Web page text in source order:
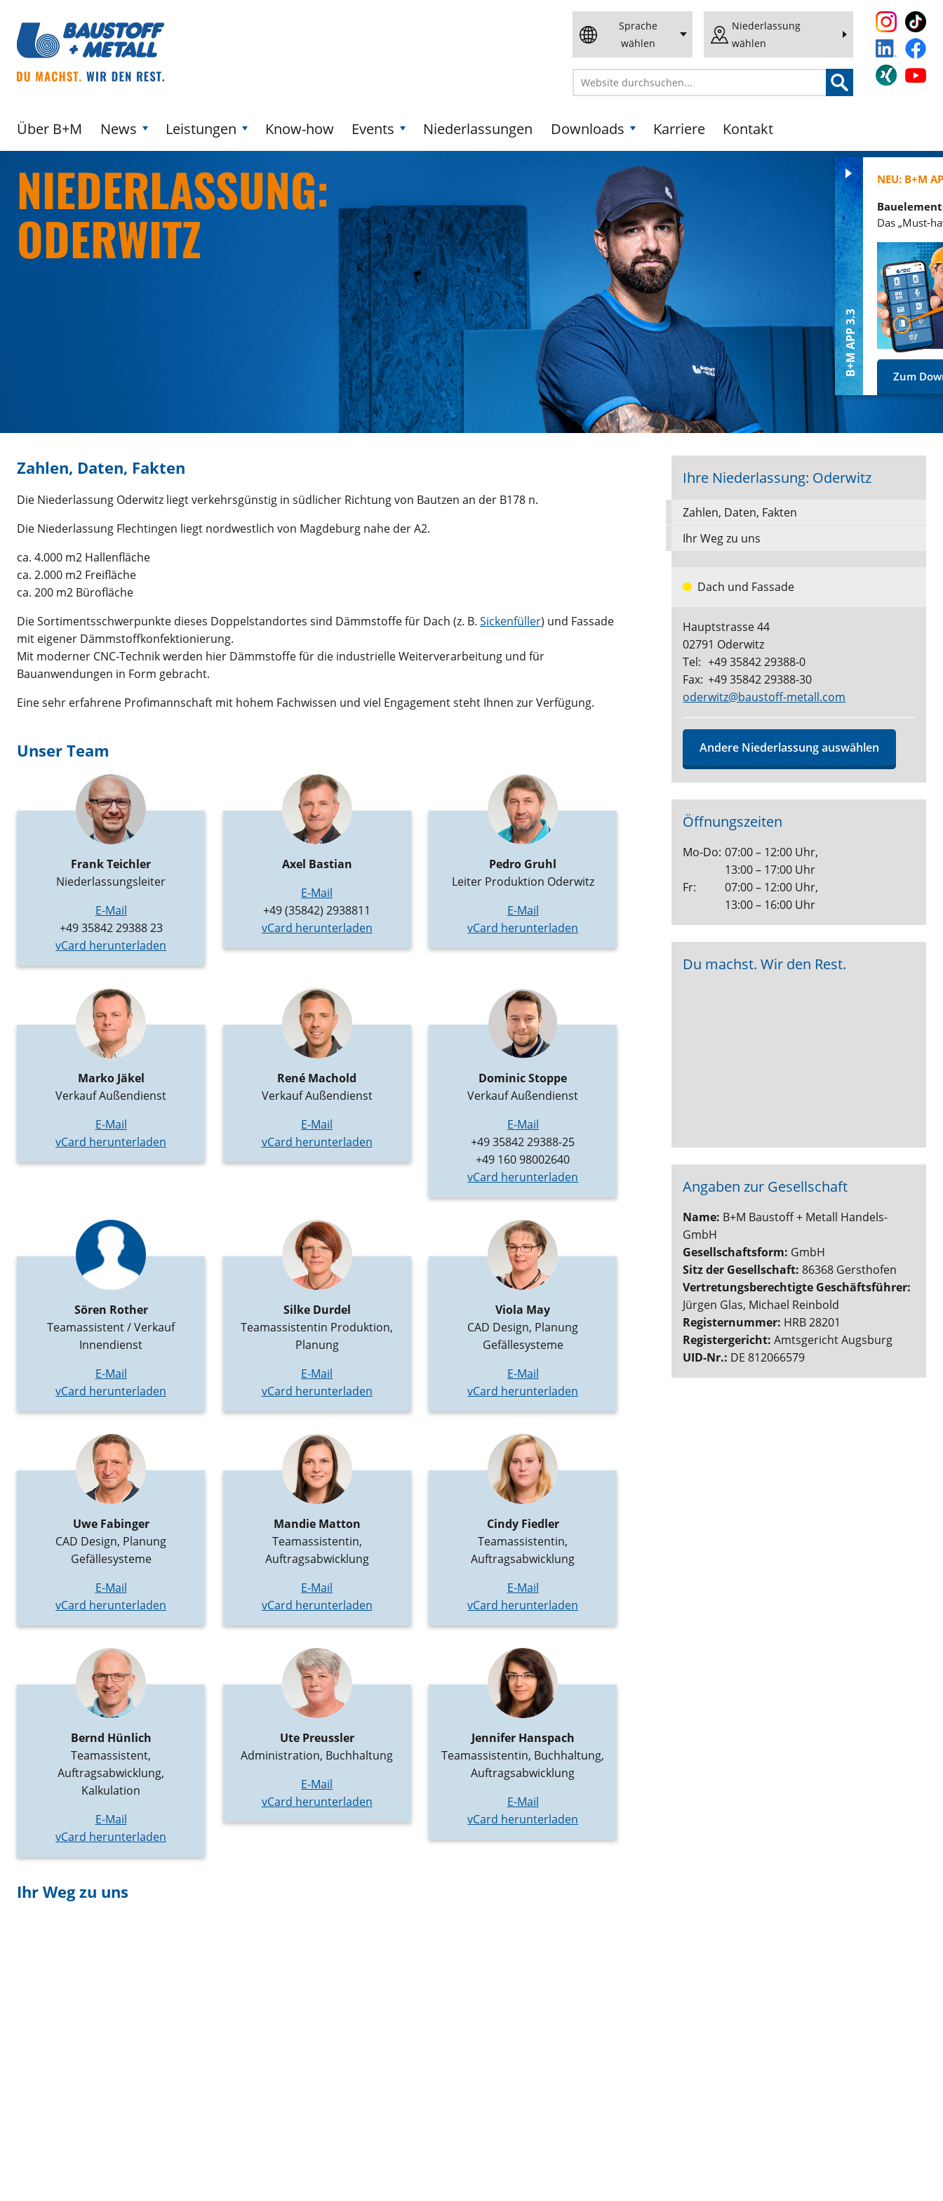
Sprache
wählen
Niederlassung
wählen
Über B+M News Leistungen Know-how Events Niederlassungen Downloads Karriere Kontakt
B+M APP 3.3
NEU: B+M APP 3.3
Bauelemente-Funktionen
Das „Must-have“ für die Baustelle!
Zum Download!
NIEDERLASSUNG:
ODERWITZ
Zahlen, Daten, Fakten
Die Niederlassung Oderwitz liegt verkehrsgünstig in südlicher Richtung von Bautzen an der B178 n.
Die Niederlassung Flechtingen liegt nordwestlich von Magdeburg nahe der A2.
ca. 4.000 m2 Hallenfläche
ca. 2.000 m2 Freifläche
ca. 200 m2 Bürofläche
Die Sortimentsschwerpunkte dieses Doppelstandortes sind Dämmstoffe für Dach (z. B. Sickenfüller) und Fassade
mit eigener Dämmstoffkonfektionierung.
Mit moderner CNC-Technik werden hier Dämmstoffe für die industrielle Weiterverarbeitung und für
Bauanwendungen in Form gebracht.
Eine sehr erfahrene Profimannschaft mit hohem Fachwissen und viel Engagement steht Ihnen zur Verfügung.
Unser Team
Frank Teichler
Niederlassungsleiter
E-Mail
+49 35842 29388 23
vCard herunterladen
Axel Bastian
E-Mail
+49 (35842) 2938811
vCard herunterladen
Pedro Gruhl
Leiter Produktion Oderwitz
E-Mail
vCard herunterladen
Marko Jäkel
Verkauf Außendienst
E-Mail
vCard herunterladen
René Machold
Verkauf Außendienst
E-Mail
vCard herunterladen
Dominic Stoppe
Verkauf Außendienst
E-Mail
+49 35842 29388-25
+49 160 98002640
vCard herunterladen
Sören Rother
Teamassistent / Verkauf
Innendienst
E-Mail
vCard herunterladen
Silke Durdel
Teamassistentin Produktion,
Planung
E-Mail
vCard herunterladen
Viola May
CAD Design, Planung
Gefällesysteme
E-Mail
vCard herunterladen
Uwe Fabinger
CAD Design, Planung
Gefällesysteme
E-Mail
vCard herunterladen
Mandie Matton
Teamassistentin,
Auftragsabwicklung
E-Mail
vCard herunterladen
Cindy Fiedler
Teamassistentin,
Auftragsabwicklung
E-Mail
vCard herunterladen
Bernd Hünlich
Teamassistent,
Auftragsabwicklung,
Kalkulation
E-Mail
vCard herunterladen
Ute Preussler
Administration, Buchhaltung
E-Mail
vCard herunterladen
Jennifer Hanspach
Teamassistentin, Buchhaltung,
Auftragsabwicklung
E-Mail
vCard herunterladen
Ihr Weg zu uns
Ihre Niederlassung: Oderwitz
Zahlen, Daten, Fakten
Ihr Weg zu uns
Dach und Fassade
Hauptstrasse 44
02791 Oderwitz
Tel: +49 35842 29388-0
Fax: +49 35842 29388-30
oderwitz@baustoff-metall.com
Andere Niederlassung auswählen
Öffnungszeiten
Mo-Do: 07:00 – 12:00 Uhr,
13:00 – 17:00 Uhr
Fr:
07:00 – 12:00 Uhr,
13:00 – 16:00 Uhr
Du machst. Wir den Rest.
Angaben zur Gesellschaft
Name: B+M Baustoff + Metall Handels-
GmbH
Gesellschaftsform: GmbH
Sitz der Gesellschaft: 86368 Gersthofen
Vertretungsberechtigte Geschäftsführer:
Jürgen Glas, Michael Reinbold
Registernummer: HRB 28201
Registergericht: Amtsgericht Augsburg
UID-Nr.: DE 812066579